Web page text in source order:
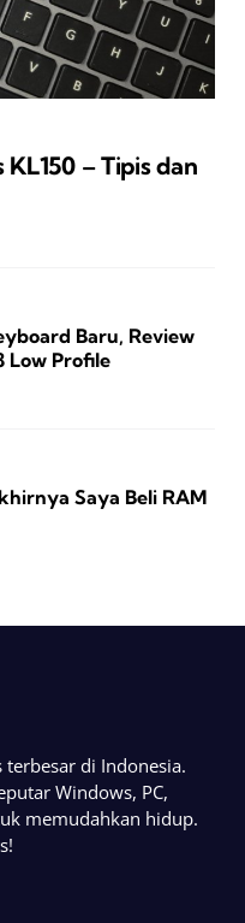
– Tipis dan
Baru, Review
Low Profile
Saya Beli RAM
di Indonesia.
Windows, PC,
memudahkan hidup.